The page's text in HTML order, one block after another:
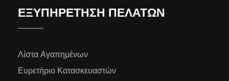
ΕΞΥΠΗΡΕΤΗΣΗ ΠΕΛΑΤΩΝ
Λίστα Αγαπημένων
Ευρετήριο Κατασκευαστών